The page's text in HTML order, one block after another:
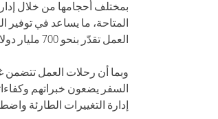
بمختلف أحجامها من خلال
المتاحة، ما يساعد في
العمل تقدّر بنحو 700 مليار دولار أمريكي على مستوى العالم.
وبما أن رحلات العمل تتضمن
السفر يضعون خبراتهم
إدارة التغييرات الطارئة